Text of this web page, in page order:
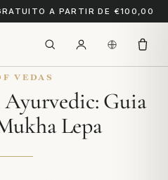
A PARTIR DE €100,00
VEDAS
Ayurvedic: Guia
Lepa